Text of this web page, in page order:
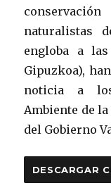
naturalistas
engloba a
Gipuzkoa),
noticia a
Ambiente de
del Gobierno
DESCARGAR